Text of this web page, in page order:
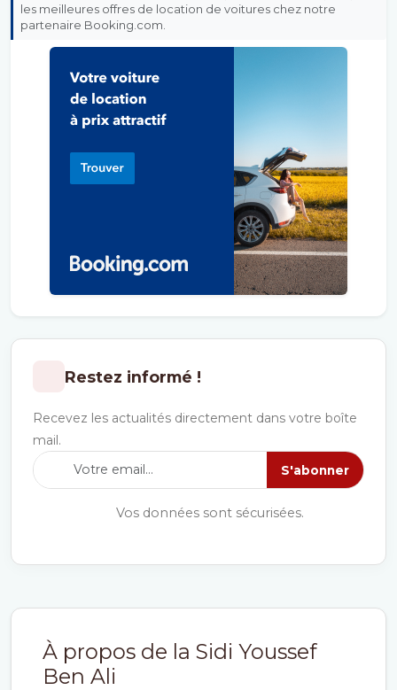
À propos de la Sidi Youssef
Ben Ali
les meilleures offres de location de voitures chez notre
partenaire Booking.com.
Restez informé !
Recevez les actualités directement dans votre boîte
mail.
S'abonner
Vos données sont sécurisées.